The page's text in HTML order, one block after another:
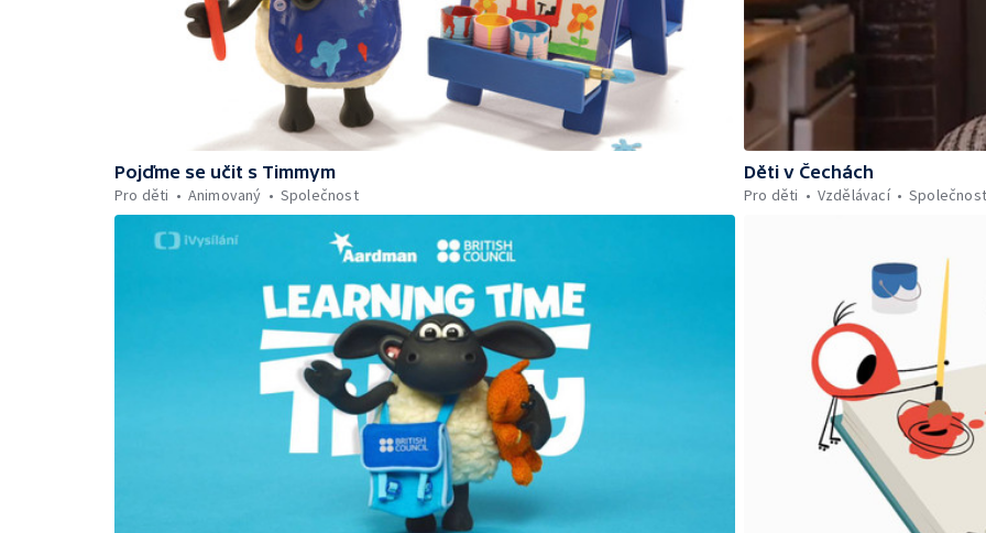
Pojďme se učit s Timmym
Pro děti
Animovaný Společnost
Děti v Čechách
Pro děti
Vzdělávací